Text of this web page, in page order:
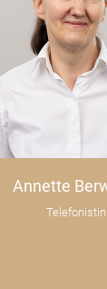
Annette
Telefonistin